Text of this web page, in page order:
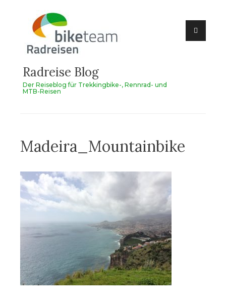
springen
Radreise Blog
Der Reiseblog für Trekkingbike-, Rennrad- und
MTB-Reisen
Madeira_Mountainbike